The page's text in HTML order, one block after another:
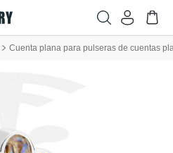
Cuenta plana para pulseras de cuentas